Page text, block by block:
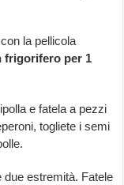
la pellicola
frigorifero per 1
e fatela a pezzi
togliete i semi
due estremità. Fatele